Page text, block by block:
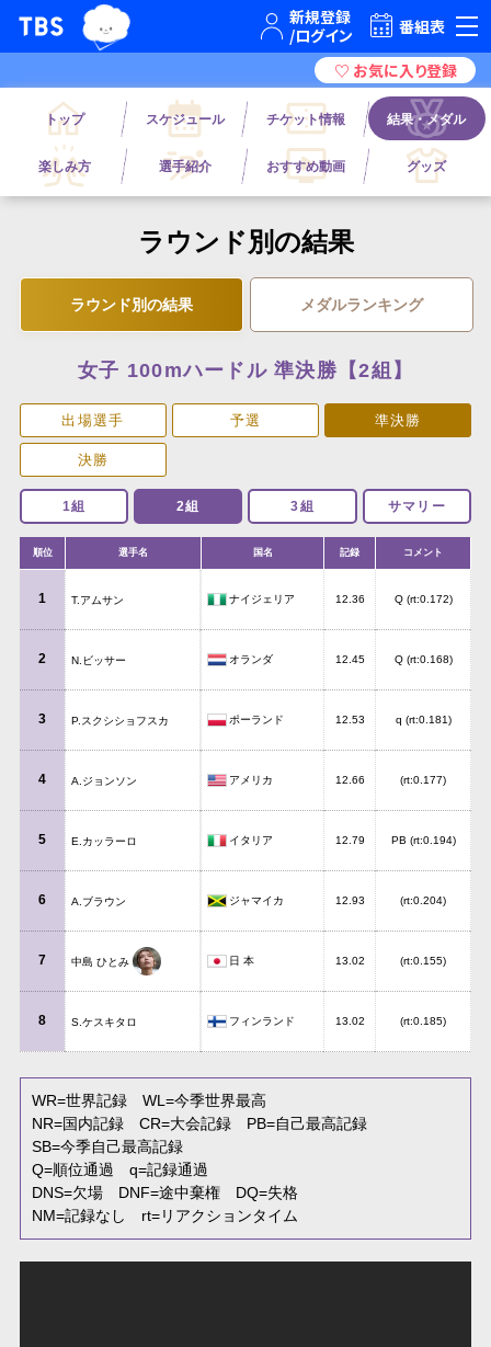
TBSテレビ｜ときめくときを。 番組表
トップ スケジュール チケット情報 結果・メダル
楽しみ方 選手紹介 おすすめ動画 グッズ
ラウンド別の結果
ラウンド別の結果 メダルランキング
女子 100mハードル 準決勝【2組】
出場選手 予選 準決勝
決勝
1組 2組 3組 サマリー
順位 選手名 国名 記録 コメント
1 T.アムサン ナイジェリア 12.36 Q (rt:0.172)
2 N.ビッサー オランダ 12.45 Q (rt:0.168)
3 P.スクシショフスカ ポーランド 12.53 q (rt:0.181)
4 A.ジョンソン アメリカ 12.66 (rt:0.177)
5 E.カッラーロ イタリア 12.79 PB (rt:0.194)
6 A.ブラウン ジャマイカ 12.93 (rt:0.204)
7 中島 ひとみ 日 本 13.02 (rt:0.155)
8 S.ケスキタロ フィンランド 13.02 (rt:0.185)
WR=世界記録 WL=今季世界最高
NR=国内記録 CR=大会記録 PB=自己最高記録
SB=今季自己最高記録
Q=順位通過 q=記録通過
DNS=欠場 DNF=途中棄権 DQ=失格
NM=記録なし rt=リアクションタイム